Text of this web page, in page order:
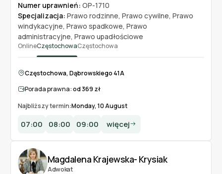
Numer uprawnień: OP-1710
Specjalizacja: Prawo rodzinne, Prawo cywilne, Prawo
windykacyjne, Prawo spadkowe, Prawo
administracyjne, Prawo upadłościowe
OnlineCzęstochowaCzęstochowa
Częstochowa, Dąbrowskiego 41A
Porada prawna:od 369 zł
Najbliższy termin:Monday, 10 August
07:00 08:00 09:00 więcej
Adwokat
Magdalena Krajewska- Krysiak